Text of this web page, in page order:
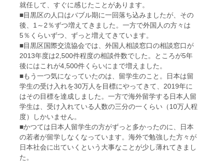
就任して、すぐに感じたことがあります。
■目黒区の人口はバブル期に一回落ち込みましたが、その
後、1～2％ずつ増えてきました。一方で外国人の方々は
5％くらいずつ、ずっと増えてきています。
■目黒区国際交流協会では、外国人相談窓口の相談窓口が
2013年度は2,500件程度の相談件数でした。ところが5年
後にはこれが4,500件くらいにまで増えました。
■もう一つ気になっていたのは、留学生のこと。日本は留
学生の受け入れを30万人を目標にやってきて、2019年に
はその目標を達成しました。一方で海外留学する日本人留
学生は、受け入れている人数の三分の一くらい（10万人程
度）しかいません。
■かつては日本人留学生の方がずっと多かったのに、日本
の若者が留学しなくなっています。海外で勉強した方々が
日本社会に出ていくという大事なことが少し薄れてきまし
た。